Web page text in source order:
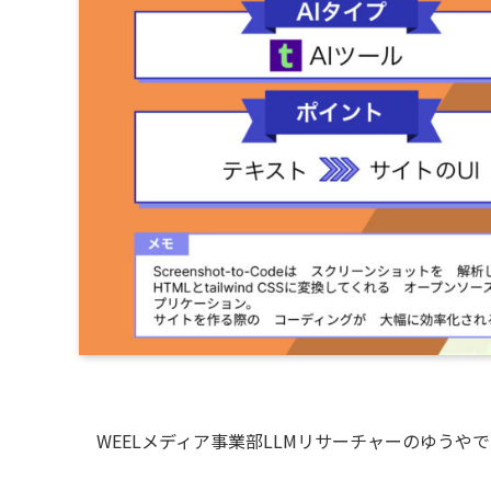
WEELメディア事業部LLMリサーチャーのゆうや